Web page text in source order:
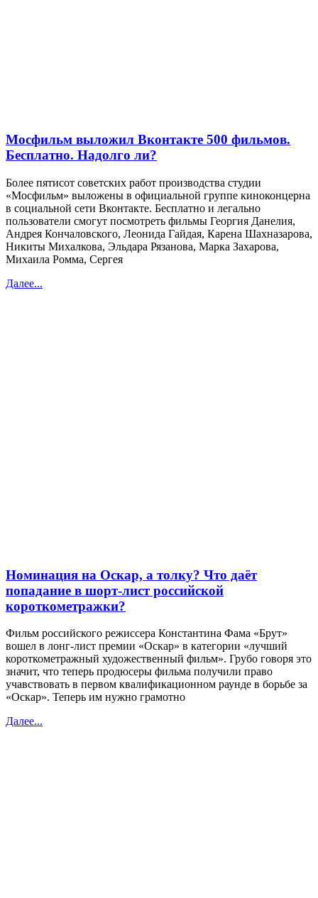
Мосфильм выложил Вконтакте 500 фильмов.
Бесплатно. Надолго ли?
Более пятисот советских работ производства студии
«Мосфильм» выложены в официальной группе киноконцерна
в социальной сети Вконтакте. Бесплатно и легально
пользователи смогут посмотреть фильмы Георгия Данелия,
Андрея Кончаловского, Леонида Гайдая, Карена Шахназарова,
Никиты Михалкова, Эльдара Рязанова, Марка Захарова,
Михаила Ромма, Сергея
Далее...
Номинация на Оскар, а толку? Что даёт
попадание в шорт-лист российской
короткометражки?
Фильм российского режиссера Константина Фама «Брут»
вошел в лонг-лист премии «Оскар» в категории «лучший
короткометражный художественный фильм». Грубо говоря это
значит, что теперь продюсеры фильма получили право
учавствовать в первом квалификационном раунде в борьбе за
«Оскар». Теперь им нужно грамотно
Далее...